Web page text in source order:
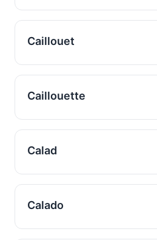
Caillouet
Caillouette
Calad
Calado